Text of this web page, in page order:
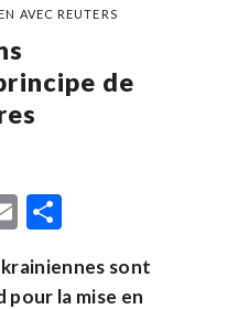
AVEC REUTERS
de
Email
sont
pour la mise en